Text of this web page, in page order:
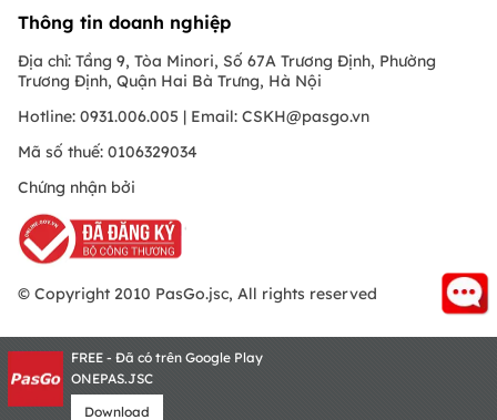
Thông tin doanh nghiệp
Địa chỉ: Tầng 9, Tòa Minori, Số 67A Trương Định, Phường
Trương Định, Quận Hai Bà Trưng, Hà Nội
Hotline: 0931.006.005 | Email: CSKH@pasgo.vn
Mã số thuế: 0106329034
Chứng nhận bởi
© Copyright 2010 PasGo.jsc, All rights reserved
FREE - Đã có trên Google Play
ONEPAS.JSC
Download